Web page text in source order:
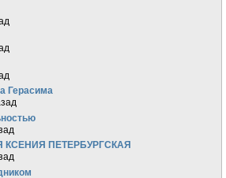
Герасима
ПЕТЕРБУРГСКАЯ